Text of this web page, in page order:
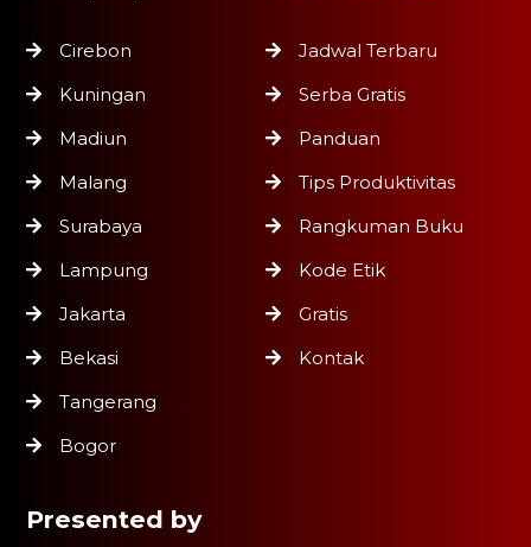
Cirebon
Kuningan
Madiun
Malang
Surabaya
Lampung
Jakarta
Bekasi
Tangerang
Bogor
Jadwal Terbaru
Serba Gratis
Panduan
Tips Produktivitas
Rangkuman Buku
Kode Etik
Gratis
Kontak
Presented by